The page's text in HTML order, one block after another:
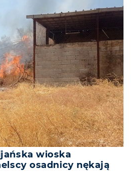
wioska
osadnicy nękają